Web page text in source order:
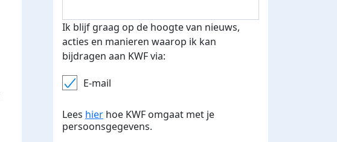
Ik blijf graag op de hoogte van nieuws,
acties en manieren waarop ik kan
bijdragen aan KWF via:
E-mail
Lees hier hoe KWF omgaat met je
persoonsgegevens.